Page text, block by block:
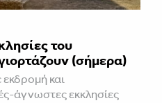
του
(σήμερα)
και
άγνωστες εκκλησίες